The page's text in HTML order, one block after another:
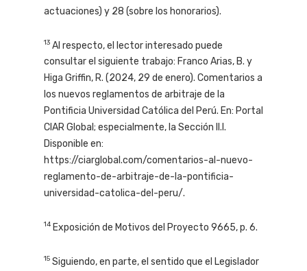
actuaciones) y 28 (sobre los honorarios).
13 Al respecto, el lector interesado puede
consultar el siguiente trabajo: Franco Arias, B. y
Higa Griffin, R. (2024, 29 de enero). Comentarios a
los nuevos reglamentos de arbitraje de la
Pontificia Universidad Católica del Perú. En: Portal
CIAR Global; especialmente, la Sección II.I.
Disponible en:
https://ciarglobal.com/comentarios-al-nuevo-
reglamento-de-arbitraje-de-la-pontificia-
universidad-catolica-del-peru/.
14 Exposición de Motivos del Proyecto 9665, p. 6.
15 Siguiendo, en parte, el sentido que el Legislador